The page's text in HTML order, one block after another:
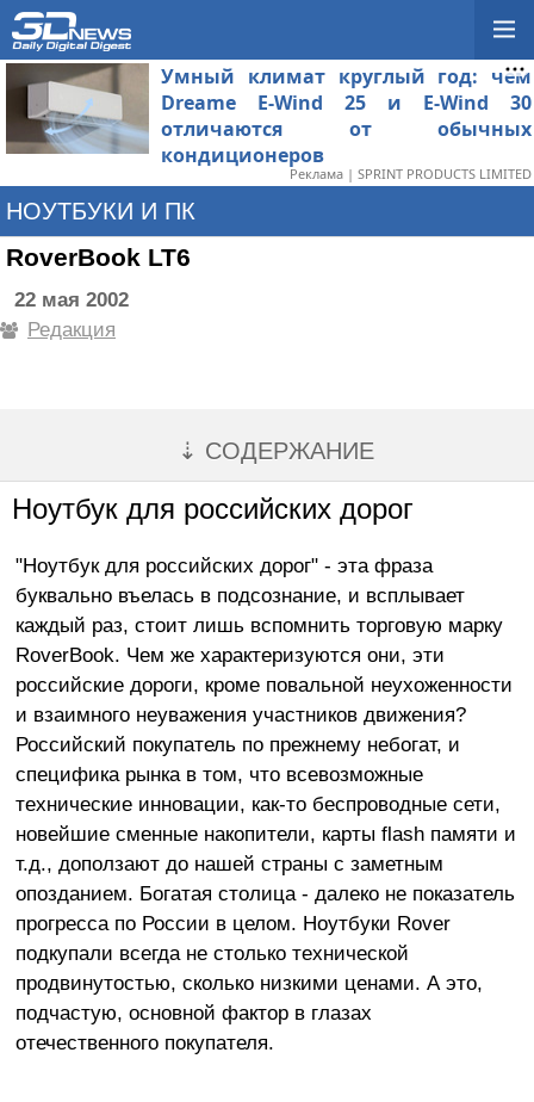
Умный климат круглый год: чем
Dreame E-Wind 25 и E-Wind 30
отличаются от обычных
кондиционеров
Реклама | SPRINT PRODUCTS LIMITED
НОУТБУКИ И ПК
RoverBook LT6
22 мая 2002
Редакция
⇣ СОДЕРЖАНИЕ
Ноутбук для российских дорог
"Ноутбук для российских дорог" - эта фраза
буквально въелась в подсознание, и всплывает
каждый раз, стоит лишь вспомнить торговую марку
RoverBook. Чем же характеризуются они, эти
российские дороги, кроме повальной неухоженности
и взаимного неуважения участников движения?
Российский покупатель по прежнему небогат, и
специфика рынка в том, что всевозможные
технические инновации, как-то беспроводные сети,
новейшие сменные накопители, карты flash памяти и
т.д., доползают до нашей страны с заметным
опозданием. Богатая столица - далеко не показатель
прогресса по России в целом. Ноутбуки Rover
подкупали всегда не столько технической
продвинутостью, сколько низкими ценами. А это,
подчастую, основной фактор в глазах
отечественного покупателя.